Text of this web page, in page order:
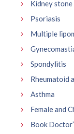
Kidney stone
Psoriasis
Multiple
Spondylitis
Rheumatoid
Asthma
Female and
Book